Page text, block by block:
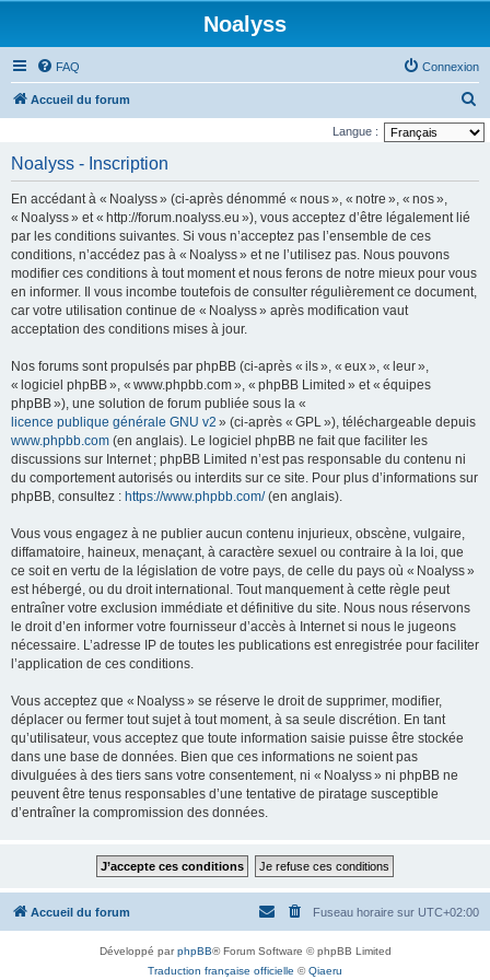
Noalyss
FAQ Connexion
Accueil du forum
e
Langue :
Noalyss - Inscription
En accédant à « Noalyss » (ci-après dénommé « nous », « notre », « nos »,
« Noalyss » et « http://forum.noalyss.eu »), vous acceptez d’être légalement lié
par les conditions suivantes. Si vous n’acceptez pas l’ensemble de ces
conditions, n’accédez pas à « Noalyss » et ne l’utilisez pas. Nous pouvons
modifier ces conditions à tout moment et nous ferons de notre mieux pour vous
en informer. Il vous incombe toutefois de consulter régulièrement ce document,
car votre utilisation continue de « Noalyss » après modification vaut
acceptation des conditions mises à jour.
Nos forums sont propulsés par phpBB (ci-après « ils », « eux », « leur »,
« logiciel phpBB », « www.phpbb.com », « phpBB Limited » et « équipes
phpBB »), une solution de forum publiée sous la «
licence publique générale GNU v2 » (ci-après « GPL »), téléchargeable depuis
www.phpbb.com (en anglais). Le logiciel phpBB ne fait que faciliter les
discussions sur Internet ; phpBB Limited n’est pas responsable du contenu ni
du comportement autorisés ou interdits sur ce site. Pour plus d’informations sur
phpBB, consultez : https://www.phpbb.com/(en anglais).
Vous vous engagez à ne publier aucun contenu injurieux, obscène, vulgaire,
diffamatoire, haineux, menaçant, à caractère sexuel ou contraire à la loi, que
ce soit en vertu de la législation de votre pays, de celle du pays où « Noalyss »
est hébergé, ou du droit international. Tout manquement à cette règle peut
entraîner votre exclusion immédiate et définitive du site. Nous nous réservons
le droit d’en informer votre fournisseur d’accès à Internet si nous le jugeons
nécessaire. L’adresse IP de toutes les publications est enregistrée pour faciliter
l’application de ces conditions.
Vous acceptez que « Noalyss » se réserve le droit de supprimer, modifier,
déplacer ou fermer tout sujet à tout moment, à sa seule discrétion. En tant
qu’utilisateur, vous acceptez que toute information saisie puisse être stockée
dans une base de données. Bien que ces informations ne soient pas
divulguées à des tiers sans votre consentement, ni « Noalyss » ni phpBB ne
peuvent être tenus responsables d’une tentative de piratage susceptible
d’entraîner la compromission des données.
Accueil du forum Fuseau horaire sur UTC+02:00
Développé parphpBB® Forum Software © phpBB Limited
Traduction française officielle ©Qiaeru